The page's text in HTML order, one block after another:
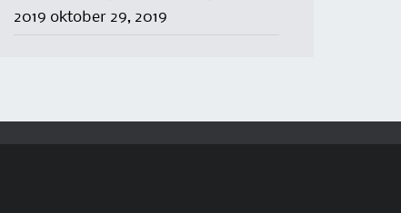
2019 oktober 29, 2019